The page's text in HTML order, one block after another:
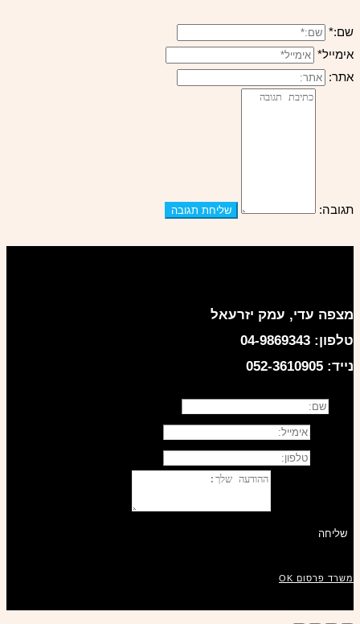
שם:*
אימייל*
אתר:
תגובה:
מצפה עדי, עמק יזרעאל
טלפון: 04-9869343
נייד: 052-3610905
שליחה
משרד פרסום OK